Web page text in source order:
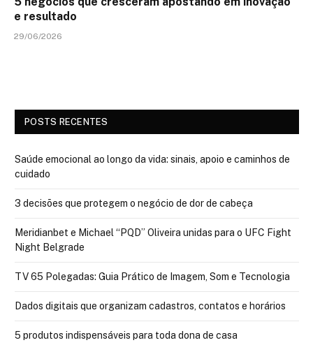
e resultado
29/06/2026
POSTS RECENTES
Saúde emocional ao longo da vida: sinais, apoio e caminhos de
cuidado
3 decisões que protegem o negócio de dor de cabeça
Meridianbet e Michael “PQD” Oliveira unidas para o UFC Fight
Night Belgrade
TV 65 Polegadas: Guia Prático de Imagem, Som e Tecnologia
Dados digitais que organizam cadastros, contatos e horários
5 produtos indispensáveis para toda dona de casa